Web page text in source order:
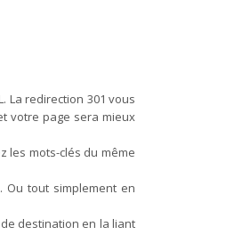
. La redirection 301 vous
votre page sera mieux
les mots-clés du même
tout simplement en
destination en la liant